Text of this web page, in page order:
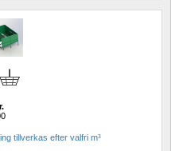
tillverkas efter valfri m³